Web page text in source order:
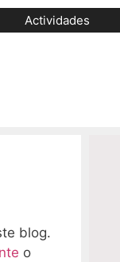
Actividades
blog.
o